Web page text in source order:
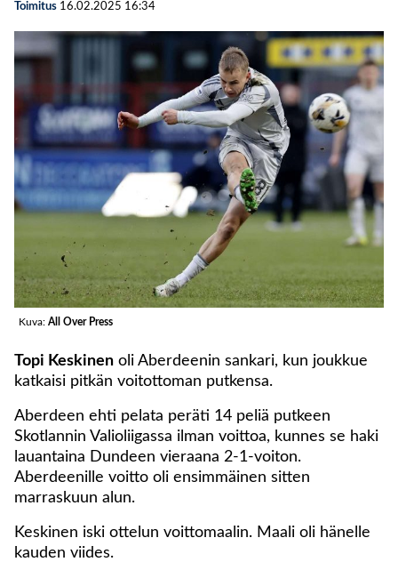
Toimitus 16.02.2025 16:34
Kuva: All Over Press
Topi Keskinen oli Aberdeenin sankari, kun joukkue
katkaisi pitkän voitottoman putkensa.
Aberdeen ehti pelata peräti 14 peliä putkeen
Skotlannin Valioliigassa ilman voittoa, kunnes se haki
lauantaina Dundeen vieraana 2-1-voiton.
Aberdeenille voitto oli ensimmäinen sitten
marraskuun alun.
Keskinen iski ottelun voittomaalin. Maali oli hänelle
kauden viides.